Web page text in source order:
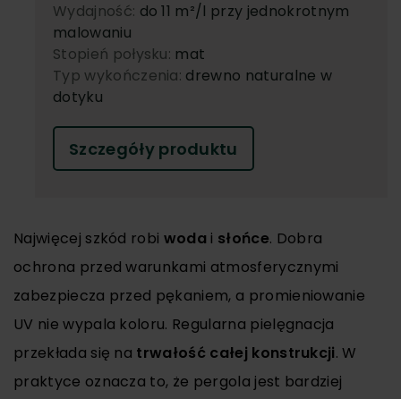
Wydajność: do 11 m²/l przy jednokrotnym
malowaniu
Stopień połysku: mat
Typ wykończenia: drewno naturalne w
dotyku
Szczegóły produktu
Najwięcej szkód robi woda i słońce. Dobra
ochrona przed warunkami atmosferycznymi
zabezpiecza przed pękaniem, a promieniowanie
UV nie wypala koloru. Regularna pielęgnacja
przekłada się na trwałość całej konstrukcji. W
praktyce oznacza to, że pergola jest bardziej